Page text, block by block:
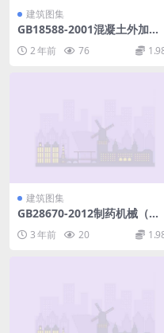
建筑图集
GB18588-2001混凝土外加剂
2 年前 76
建筑图集
GB28670-2012制药机械（设
3 年前 20